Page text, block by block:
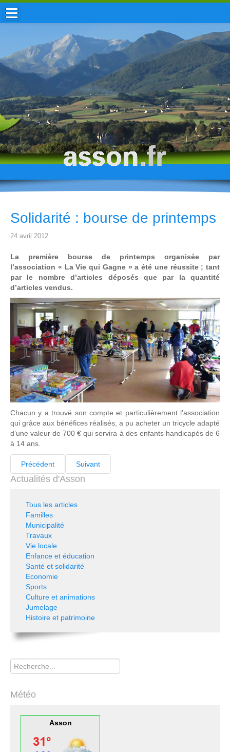
ACCUEIL / INFOS
MUNICIPALITÉ
VIE LOCALE
ENFANCE
TOURISME
HISTOIRE
Solidarité : bourse de printemps
24 avril 2012
La première bourse de printemps organisée par
l’association « La Vie qui Gagne » a été une réussite ; tant
par le nombre d’articles déposés que par la quantité
d’articles vendus.
Chacun y a trouvé son compte et particulièrement l’association
qui grâce aux bénéfices réalisés, a pu acheter un tricycle adapté
d’une valeur de 700 € qui servira à des enfants handicapés de 6
à 14 ans.
Précédent Suivant
Actualités d'Asson
Tous les articles
Familles
Municipalité
Travaux
Vie locale
Enfance et éducation
Santé et solidarité
Economie
Sports
Culture et animations
Jumelage
Histoire et patrimoine
Rechercher
Météo
Asson